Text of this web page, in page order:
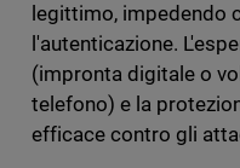
legittimo, impedendo
l'autenticazione.
(impronta digitale o
telefono) e la
efficace contro gli